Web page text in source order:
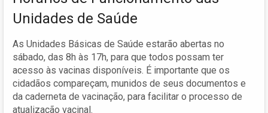
Unidades de Saúde
As Unidades Básicas de Saúde estarão abertas no
sábado, das 8h às 17h, para que todos possam ter
acesso às vacinas disponíveis. É importante que os
cidadãos compareçam, munidos de seus documentos e
da caderneta de vacinação, para facilitar o processo de
atualização vacinal.